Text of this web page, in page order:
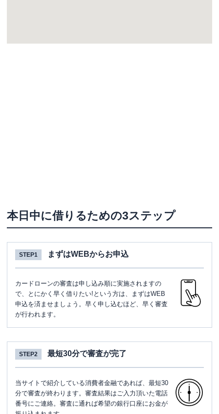
本日中に借りるための3ステップ
STEP1 まずはWEBからお申込
カードローンの審査は申し込み順に実施されますの
で、とにかく早く借りたい!という方は、まずはWEB
申込を済ませましょう。早く申し込むほど、早く審査
が行われます。
STEP2 最短30分で審査が完了
当サイトで紹介している消費者金融であれば、最短30
分で審査が終わります。審査結果はご入力頂いた電話
番号にご連絡。審査に通れば希望の銀行口座にお金が